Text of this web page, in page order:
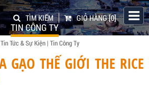
GIỎ HÀNG[0]
TÌM KIẾM
TIN CÔNG TY
Tin Tức & Sự Kiện | Tin Công Ty
GẠO THẾ GIỚI THE RICE